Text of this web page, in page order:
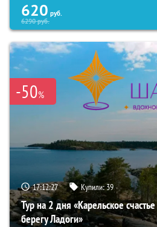
620 руб.
6290руб.
-50%
17:12:26 Купили:39
Тур на 2 дня «Карельское
берегу Ладоги»